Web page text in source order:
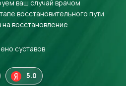
ваш случай врачом
восстановительного пути
восстановление
суставов
5.0